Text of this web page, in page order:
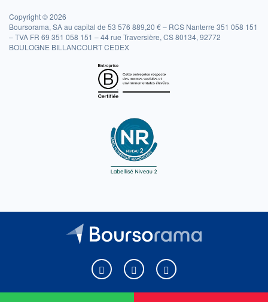
Copyright © 2026
Boursorama, SA au capital de 53 576 889,20 € – RCS Nanterre 351 058 151
– TVA FR 69 351 058 151 – 44 rue Traversière, CS 80134, 92772
BOULOGNE BILLANCOURT CEDEX
Boursorama sur Facebook
Boursorama sur XBoursorama sur